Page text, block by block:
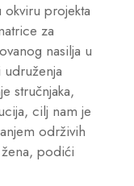
okviru projekta
za
nasilja u
stručnjaka,
cilj nam je
održivih
podići